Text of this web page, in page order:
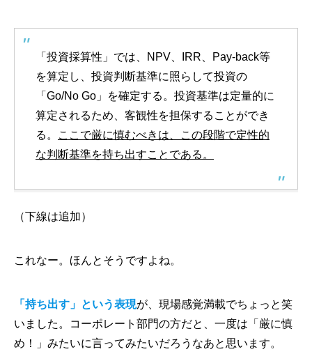
「投資採算性」では、NPV、IRR、Pay-back等
を算定し、投資判断基準に照らして投資の
「Go/No Go」を確定する。投資基準は定量的に
算定されるため、客観性を担保することができ
る。
ここで厳に慎むべきは、この段階で定性的
な判断基準を持ち出すことである。
（下線は追加）
これなー。ほんとそうですよね。
「持ち出す」という表現が、現場感覚満載でちょっと笑
いました。コーポレート部門の方だと、一度は「厳に慎
め！」みたいに言ってみたいだろうなあと思います。